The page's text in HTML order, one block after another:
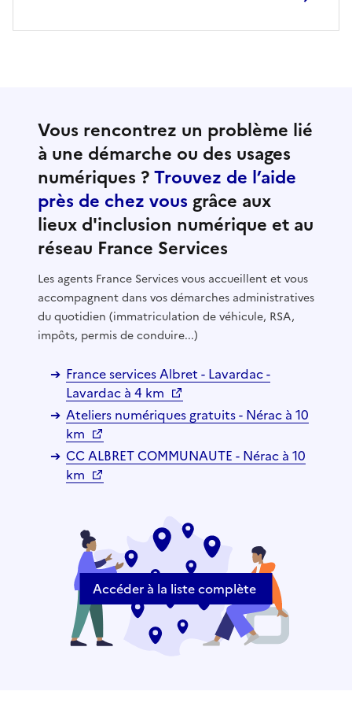
Vous rencontrez un problème lié
à une démarche ou des usages
numériques ?Trouvez de l’aide
près de chez vous grâce aux
lieux d'inclusion numérique et au
réseau France Services
Les agents France Services vous accueillent et vous
accompagnent dans vos démarches administratives
du quotidien (immatriculation de véhicule, RSA,
impôts, permis de conduire...)
France services Albret - Lavardac -
Lavardac à 4 km
Ateliers numériques gratuits - Nérac à 10
km
CC ALBRET COMMUNAUTE - Nérac à 10
km
Accéder à la liste complète